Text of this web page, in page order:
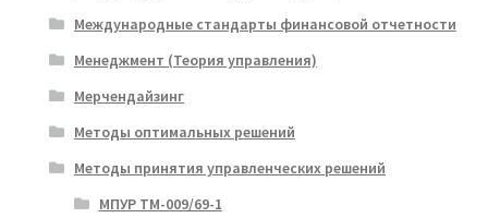
Международные стандарты финансовой отчетности
Менеджмент (Теория управления)
Мерчендайзинг
Методы оптимальных решений
Методы принятия управленческих решений
МПУР ТМ-009/69-1